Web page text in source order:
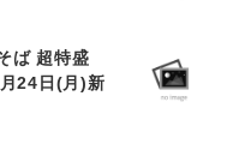
ば 超特盛
24日(月)新